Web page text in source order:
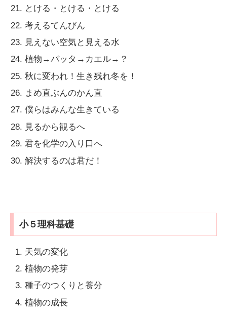
とける・とける・とける
考えるてんびん
見えない空気と見える水
植物→バッタ→カエル→？
秋に変われ！生き残れ冬を！
まめ直ぶんのかん直
僕らはみんな生きている
見るから観るへ
君を化学の入り口へ
解決するのは君だ！
小５理科基礎
天気の変化
植物の発芽
種子のつくりと養分
植物の成長